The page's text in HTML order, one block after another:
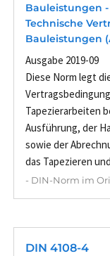
Bauleistungen -
Technische
Bauleistungen
Ausgabe 2019-09
Diese Norm legt
Tapezierarbeiten
Ausführung, der
sowie der
das Tapezieren
- DIN-Norm im
DIN 4108-4